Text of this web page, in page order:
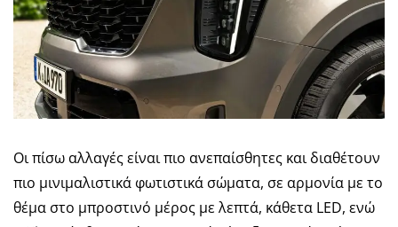
Οι πίσω αλλαγές είναι πιο ανεπαίσθητες και διαθέτουν
πιο μινιμαλιστικά φωτιστικά σώματα, σε αρμονία με το
θέμα στο μπροστινό μέρος με λεπτά, κάθετα LED, ενώ